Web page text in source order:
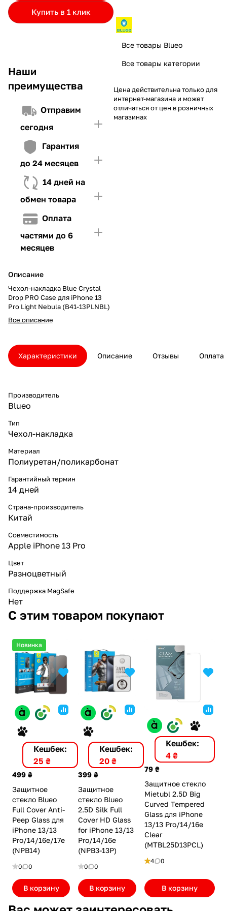
Купить в 1 клик
Наши
преимущества
Отправим
сегодня
Гарантия
до 24 месяцев
14 дней на
обмен товара
Оплата
частями до 6
месяцев
Описание
Чехол-накладка Blue Crystal
Drop PRO Case для iPhone 13
Pro Light Nebula (B41-13PLNBL)
Все описание
и Первого взноса (в случае необходимости)
частями.
Если лимит ниже стоимости товара, недостающую
сумму нужно внести Первым взносом
4. Иметь достаточно средств для внесения первой части платежа
и Первого взноса (в случае необходимости)Все товары Blueo
Все товары категории
Цена действительна только для
интернет-магазина и может
отличаться от цен в розничных
магазинах
Характеристики Описание Отзывы Оплата
Производитель
Blueo
Тип
Чехол-накладка
Материал
Полиуретан/поликарбонат
Гарантийный термин
14 дней
Страна-производитель
Китай
Совместимость
Apple iPhone 13 Pro
Цвет
Разноцветный
Поддержка MagSafe
Нет
С этим товаром покупают
Новинка
Кешбек:
25 ₴
499 ₴
Защитное
стекло Blueo
Full Cover Anti-
Peep Glass для
iPhone 13/13
Pro/14/16e/17e
(NPB14)
0 0
В корзину
Кешбек:
20 ₴
399 ₴
Защитное
стекло Blueo
2.5D Silk Full
Cover HD Glass
for iPhone 13/13
Pro/14/16e
(NPB3-13P)
0 0
В корзину
Кешбек:
4 ₴
79 ₴
Защитное стекло
Mietubl 2.5D Big
Curved Tempered
Glass для iPhone
13/13 Pro/14/16e
Clear
(MTBL25D13PCL)
4 0
В корзину